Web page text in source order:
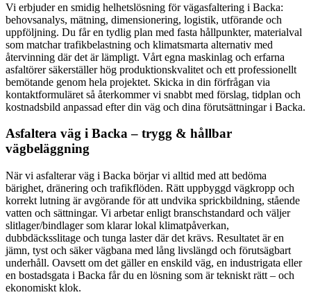
Vi erbjuder en smidig helhetslösning för vägasfaltering i Backa:
behovsanalys, mätning, dimensionering, logistik, utförande och
uppföljning. Du får en tydlig plan med fasta hållpunkter, materialval
som matchar trafikbelastning och klimatsmarta alternativ med
återvinning där det är lämpligt. Vårt egna maskinlag och erfarna
asfaltörer säkerställer hög produktionskvalitet och ett professionellt
bemötande genom hela projektet. Skicka in din förfrågan via
kontaktformuläret så återkommer vi snabbt med förslag, tidplan och
kostnadsbild anpassad efter din väg och dina förutsättningar i Backa.
Asfaltera väg i Backa – trygg & hållbar
vägbeläggning
När vi asfalterar väg i Backa börjar vi alltid med att bedöma
bärighet, dränering och trafikflöden. Rätt uppbyggd vägkropp och
korrekt lutning är avgörande för att undvika sprickbildning, stående
vatten och sättningar. Vi arbetar enligt branschstandard och väljer
slitlager/bindlager som klarar lokal klimatpåverkan,
dubbdäcksslitage och tunga laster där det krävs. Resultatet är en
jämn, tyst och säker vägbana med lång livslängd och förutsägbart
underhåll. Oavsett om det gäller en enskild väg, en industrigata eller
en bostadsgata i Backa får du en lösning som är tekniskt rätt – och
ekonomiskt klok.